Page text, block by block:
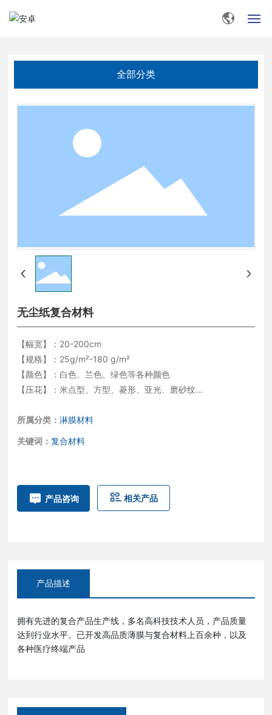
全部分类
无尘纸复合材料
【幅宽】：20-200cm
【规格】：25g/m²-180 g/m²
【颜色】：白色、兰色、绿色等各种颜色
【压花】：米点型、方型、菱形、亚光、磨砂纹
片、折叠等。
【性能】：手感柔软、对皮肤无刺激、防水、防漏、拒酒精、
所属分类：淋膜材料
关键词：复合材料
产品咨询 相关产品
产品描述
拥有先进的复合产品生产线，多名高科技技术人员，产品质量
达到行业水平。已开发高品质薄膜与复合材料上百余种，以及
各种医疗终端产品